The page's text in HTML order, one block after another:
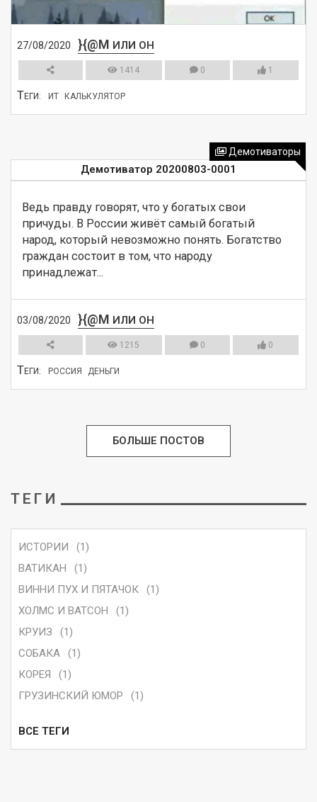
27/08/2020 }{@M ИЛИ ОН
1414 0 1
ТЕГИ: ИТ КАЛЬКУЛЯТОР
Демотиватор 20200803-0001
Ведь правду говорят, что у богатых свои
причуды. В России живёт самый богатый
народ, который невозможно понять. Богатство
граждан состоит в том, что народу
принадлежат...
03/08/2020 }{@M ИЛИ ОН
1215 0 0
Демотиваторы
ТЕГИ: РОССИЯ ДЕНЬГИ
БОЛЬШЕ ПОСТОВ
ТЕГИ
ИСТОРИИ
(1)
ВАТИКАН
(1)
ВИННИ ПУХ И ПЯТАЧОК
(1)
ХОЛМС И ВАТСОН
(1)
КРУИЗ
(1)
СОБАКА
(1)
КОРЕЯ
(1)
ГРУЗИНСКИЙ ЮМОР
(1)
ВСЕ ТЕГИ